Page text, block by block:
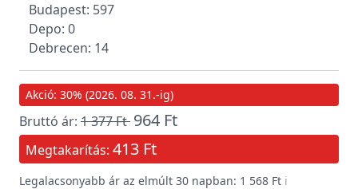
Budapest: 597
Depo: 0
Debrecen: 14
Akció: 30% (2026. 08. 31.-ig)
Bruttó ár: 1 377 Ft 964 Ft
Megtakarítás: 413 Ft
Legalacsonyabb ár az elmúlt 30 napban: 1 568 Ft ℹ️